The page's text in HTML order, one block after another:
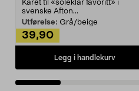
Kåret til «soleklar favoritt» i
svenske Afton...
Utførelse: Grå/beige
39,90
Legg i handlekurv